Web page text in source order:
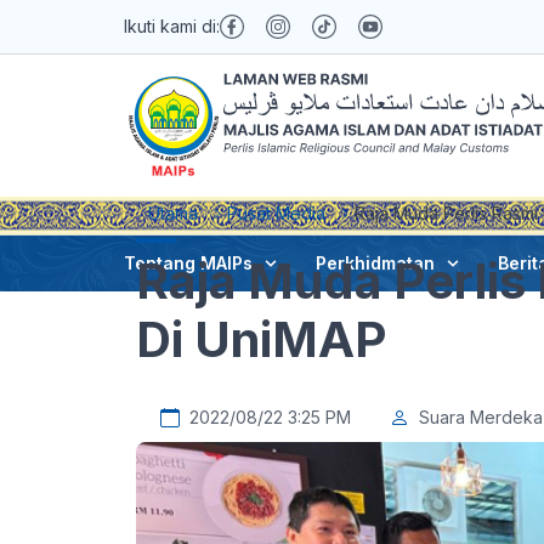
Ikuti kami di:
Tentang MAIPs Perkhidmatan
Utama Pusat Media Raja Muda Perlis
Raja Muda
Di UniMAP
2022/08/22 3:25 PM Suara Merdeka